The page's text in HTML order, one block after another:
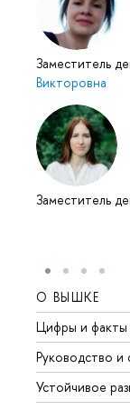
Заместитель
икторовна
Заместитель
О ВЫШКЕ
Цифры и факты
Руководство и
Устойчивое